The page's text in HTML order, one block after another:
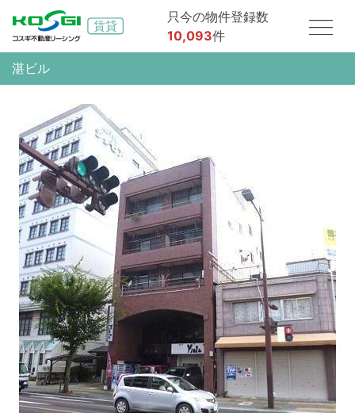
只今の物件登録数
10,093件
湛ビル